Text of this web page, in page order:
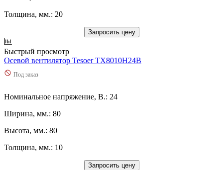
Толщина, мм.: 20
Запросить цену
Быстрый просмотр
Осевой вентилятор Tesoer TX8010H24B
Под заказ
Номинальное напряжение, В.: 24
Ширина, мм.: 80
Высота, мм.: 80
Толщина, мм.: 10
Запросить цену